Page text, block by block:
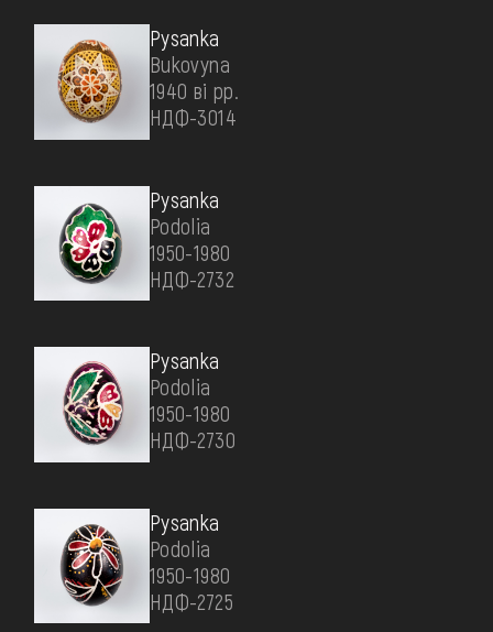
Pysanka
Bukovyna
1940 ві рр.
НДФ-3014
Pysanka
Podolia
1950-1980
НДФ-2732
Pysanka
Podolia
1950-1980
НДФ-2730
Pysanka
Podolia
1950-1980
НДФ-2725